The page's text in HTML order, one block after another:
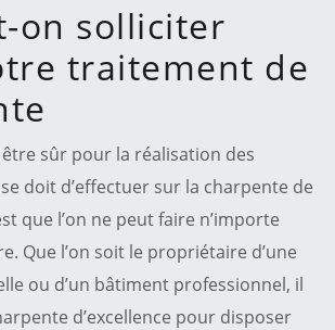
on solliciter
traitement de
être sûr pour la réalisation des
doit d’effectuer sur la charpente de
que l’on ne peut faire n’importe
Que l’on soit le propriétaire d’une
ou d’un bâtiment professionnel, il
d’excellence pour disposer